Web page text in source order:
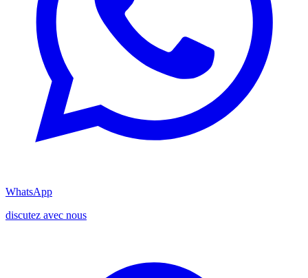
WhatsApp
discutez avec nous